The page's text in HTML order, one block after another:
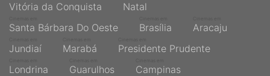
Vitória da Conquista Natal
Santa Bárbara Do Oeste Brasília Aracaju
Jundiaí Marabá Presidente Prudente
Londrina Guarulhos Campinas